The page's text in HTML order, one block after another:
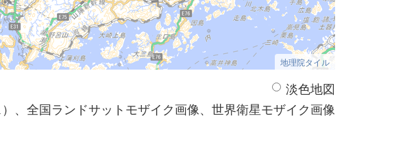
地理院タイル
淡色地図
、全国ランドサットモザイク画像、世界衛星モザイク画像